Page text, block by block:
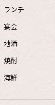
ランチ
宴会
地酒
焼酎
海鮮